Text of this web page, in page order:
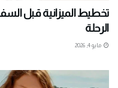
تخطيط الميزانية قبل
الرحلة
مايو 4, 2026